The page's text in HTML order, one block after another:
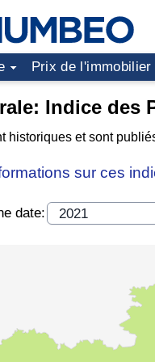
Prix de l'immobilier
Indice des
historiques et sont
sur ces
date: